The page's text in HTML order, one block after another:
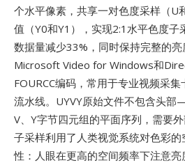
个水平像素，共享一对色度采样（U
值（Y0和Y1），实现2:1水平色度子
数据量减少33%，同时保持完整的
Microsoft Video for Windows和
FOURCC编码，常用于专业视频采
流水线。UYVY原始文件不包含头部
V、Y字节四元组的平面序列，需要
子采样利用了人类视觉系统对色彩
性：人眼在更高的空间频率下注意